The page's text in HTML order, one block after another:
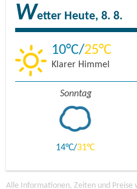
Wetter Heute, 8. 8.
10 25
Klarer Himmel
Sonntag
14 31
Alle Informationen, Zeiten und